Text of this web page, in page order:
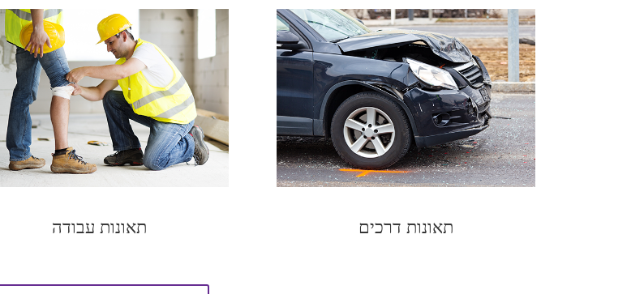
תאונות דרכים תאונות עבודה